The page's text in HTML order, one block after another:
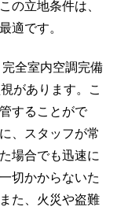
の立地条件は、
適です。
全室内空調完備
があります。こ
することがで
、スタッフが常
場合でも迅速に
切かからないた
た、火災や盗難